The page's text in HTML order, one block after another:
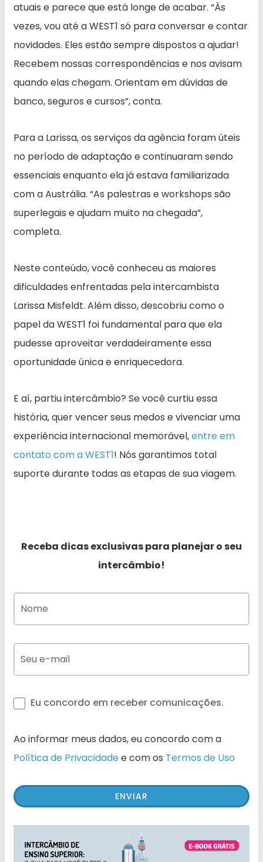
atuais e parece que está longe de acabar. “Às
vezes, vou até a WEST1 só para conversar e contar
novidades. Eles estão sempre dispostos a ajudar!
Recebem nossas correspondências e nos avisam
quando elas chegam. Orientam em dúvidas de
banco, seguros e cursos”, conta.
Para a Larissa, os serviços da agência foram úteis
no período de adaptação e continuaram sendo
essenciais enquanto ela já estava familiarizada
com a Austrália. “As palestras e workshops são
superlegais e ajudam muito na chegada”,
completa.
Neste conteúdo, você conheceu as maiores
dificuldades enfrentadas pela intercambista
Larissa Misfeldt. Além disso, descobriu como o
papel da WEST1 foi fundamental para que ela
pudesse aproveitar verdadeiramente essa
oportunidade única e enriquecedora.
E aí, partiu intercâmbio? Se você curtiu essa
história, quer vencer seus medos e vivenciar uma
experiência internacional memorável,entre em
contato com a WEST1! Nós garantimos total
suporte durante todas as etapas de sua viagem.
Receba dicas exclusivas para planejar o seu
intercâmbio!
Eu concordo em receber comunicações.
Ao informar meus dados, eu concordo com a
Política de Privacidadee com os Termos de Uso